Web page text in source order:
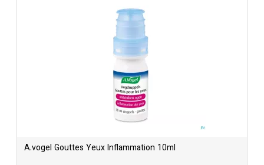
A.vogel Gouttes Yeux Inflammation 10ml